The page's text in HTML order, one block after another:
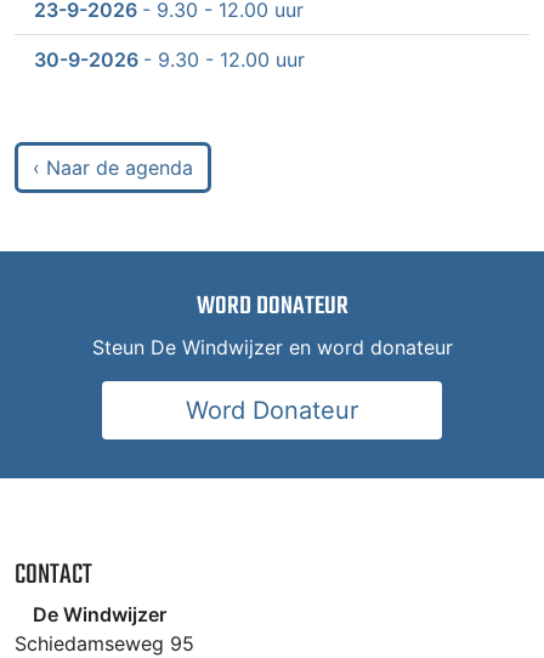
23-9-2026 - 9.30 - 12.00 uur
30-9-2026 - 9.30 - 12.00 uur
‹ Naar de agenda
WORD DONATEUR
Steun De Windwijzer en word donateur
Word Donateur
CONTACT
De Windwijzer
Schiedamseweg 95